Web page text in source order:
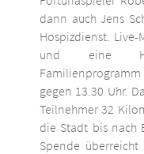
dann auch Jens
Hospizdienst.
und eine
gegen 13.30 Uhr.
Teilnehmer 32
die Stadt bis nach
Spende